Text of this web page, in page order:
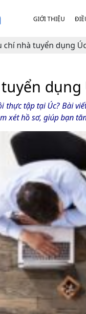
GIỚI THIỆU
chí nhà tuyển dụng
thực tập tại Úc? Bài
xét hồ sơ, giúp bạn